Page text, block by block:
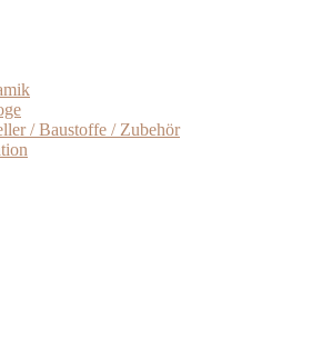
/ Baustoffe / Zubehör